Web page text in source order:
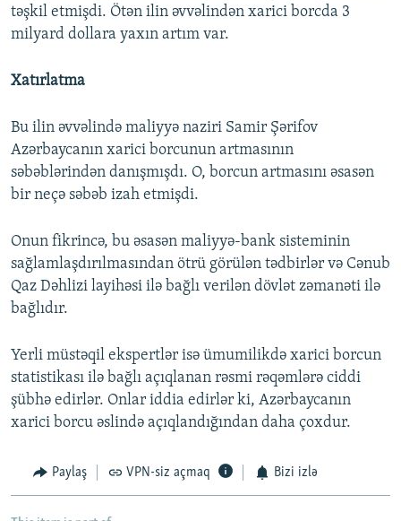
təşkil etmişdi. Ötən ilin əvvəlindən xarici borcda 3
milyard dollara yaxın artım var.
Xatırlatma
Bu ilin əvvəlində maliyyə naziri Samir Şərifov
Azərbaycanın xarici borcunun artmasının
səbəblərindən danışmışdı. O, borcun artmasını əsasən
bir neçə səbəb izah etmişdi.
Onun fikrincə, bu əsasən maliyyə-bank sisteminin
sağlamlaşdırılmasından ötrü görülən tədbirlər və Cənub
Qaz Dəhlizi layihəsi ilə bağlı verilən dövlət zəmanəti ilə
bağlıdır.
Yerli müstəqil ekspertlər isə ümumilikdə xarici borcun
statistikası ilə bağlı açıqlanan rəsmi rəqəmlərə ciddi
şübhə edirlər. Onlar iddia edirlər ki, Azərbaycanın
xarici borcu əslində açıqlandığından daha çoxdur.
Paylaş VPN-siz açmaq Bizi izlə